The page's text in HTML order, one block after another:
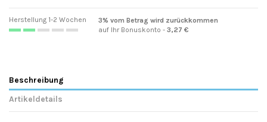
Herstellung 1-2 Wochen
3% vom Betrag wird zurückkommen
auf Ihr Bonuskonto - 3,27 €
Beschreibung
Artikeldetails